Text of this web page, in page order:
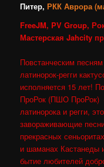
Питер,РКК Аврора
FreeJM, PV Group,
Мастерская Jahcity
Повстанческим
латинорок-регги
исполняется 15 лет!
ПроРок (ПШО ПроРок)
латинорока и регги,
завораживающие
прекрасных
и шаманах Кастанеды
бытие любителей